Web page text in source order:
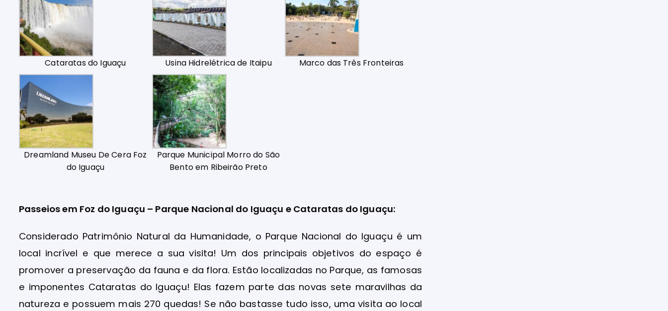
Cataratas do Iguaçu Usina Hidrelétrica de Itaipu Marco das Três Fronteiras
Dreamland Museu De Cera Foz
do Iguaçu
Parque Municipal Morro do São
Bento em Ribeirão Preto
Passeios em Foz do Iguaçu – Parque Nacional do Iguaçu e Cataratas do Iguaçu:
Considerado Patrimônio Natural da Humanidade, o Parque Nacional do Iguaçu é um
local incrível e que merece a sua visita! Um dos principais objetivos do espaço é
promover a preservação da fauna e da flora. Estão localizadas no Parque, as famosas
e imponentes Cataratas do Iguaçu! Elas fazem parte das novas sete maravilhas da
natureza e possuem mais 270 quedas! Se não bastasse tudo isso, uma visita ao local